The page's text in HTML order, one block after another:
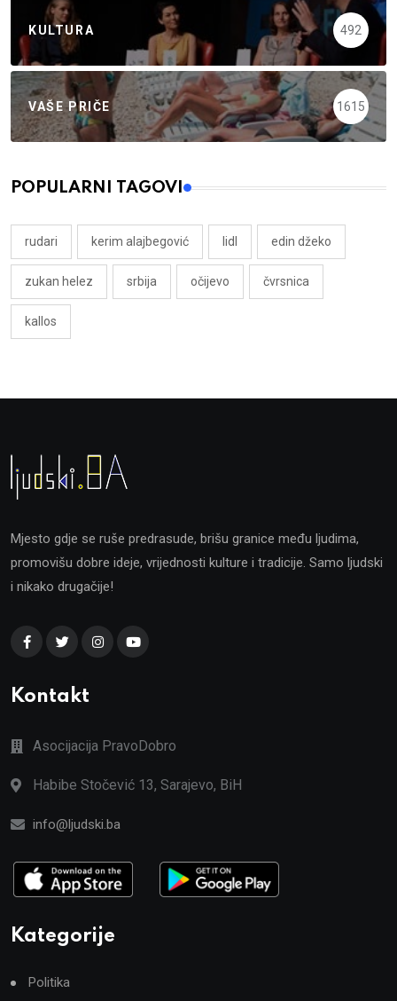
KULTURA 492
VAŠE PRIČE 1615
POPULARNI TAGOVI
rudari kerim alajbegović lidl edin džeko
zukan helez srbija očijevo čvrsnica
kallos
Mjesto gdje se ruše predrasude, brišu granice među ljudima,
promovišu dobre ideje, vrijednosti kulture i tradicije. Samo ljudski
i nikako drugačije!
Kontakt
Asocijacija PravoDobro
Habibe Stočević 13, Sarajevo, BiH
info@ljudski.ba
Kategorije
Politika